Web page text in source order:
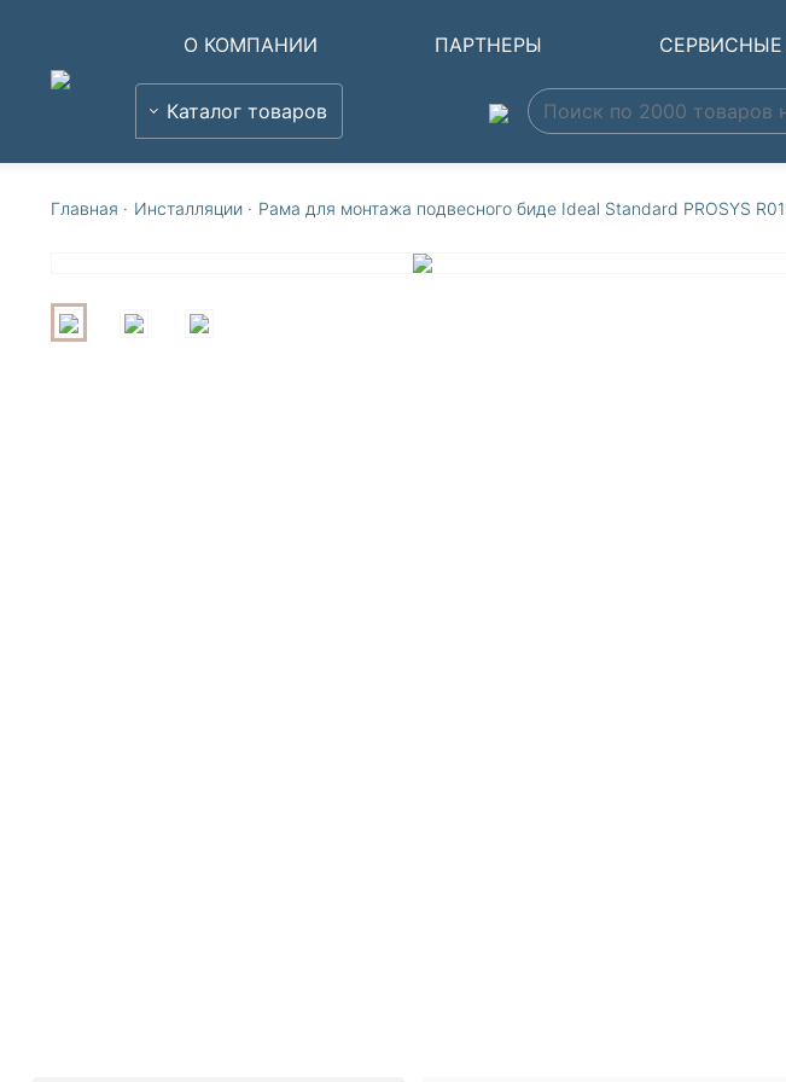
О КОМПАНИИ ПАРТНЕРЫ
Каталог товаров
Главная · Инсталляции · Рама для монтажа подвесного биде Ideal Standard PROSYS